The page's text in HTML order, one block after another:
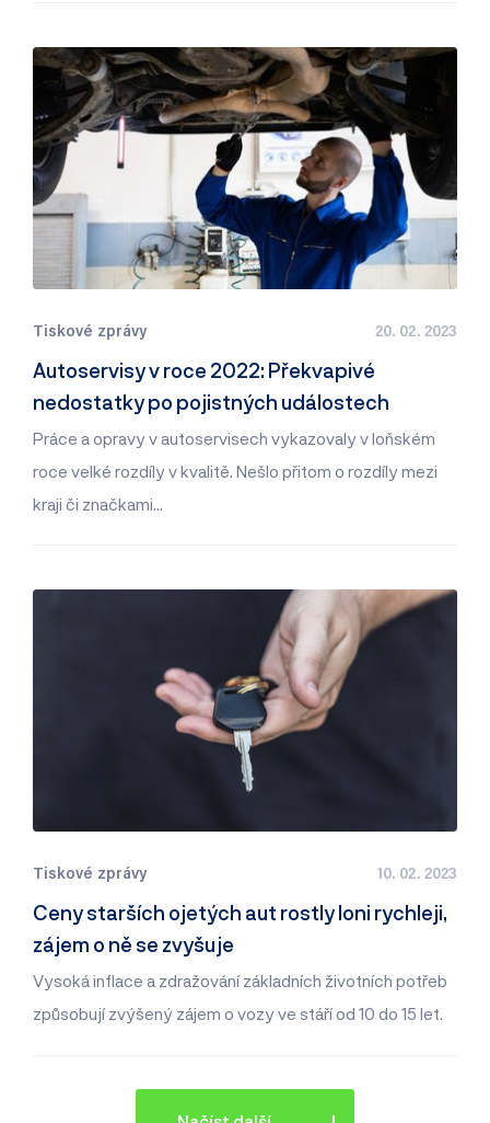
Tiskové zprávy 20. 02. 2023
Autoservisy v roce 2022: Překvapivé
nedostatky po pojistných událostech
Práce a opravy v autoservisech vykazovaly v loňském
roce velké rozdíly v kvalitě. Nešlo přitom o rozdíly mezi
kraji či značkami…
Tiskové zprávy 10. 02. 2023
Ceny starších ojetých aut rostly loni rychleji,
zájem o ně se zvyšuje
Vysoká inflace a zdražování základních životních potřeb
způsobují zvýšený zájem o vozy ve stáří od 10 do 15 let.